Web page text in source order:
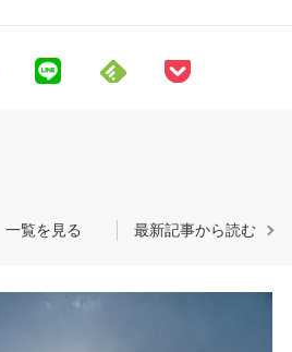
一覧を見る 最新記事から読む